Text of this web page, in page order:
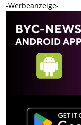
-Werbeanzeige-